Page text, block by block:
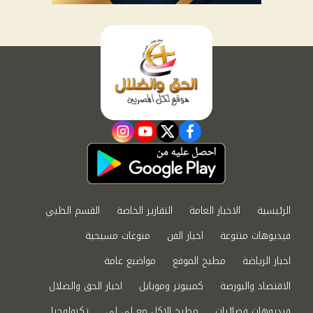
facebook
twitter
youtube
instagram
الرئيسية الاخبار العامة التقارير الخاصة
القسم الطبي
فيديوهات متنوعة
اخبار الفن
منوعات مسيحية
اخبار الرياضة
مطبخ الموقع
مواضيع عامة
الاقتصاد والبورصة
كمبيوتر وموبايل
اخبار الحق والضلال